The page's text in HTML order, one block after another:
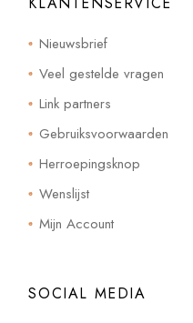
Nieuwsbrief
Veel gestelde vragen
Link partners
Gebruiksvoorwaarden
Herroepingsknop
Wenslijst
Mijn Account
SOCIAL MEDIA